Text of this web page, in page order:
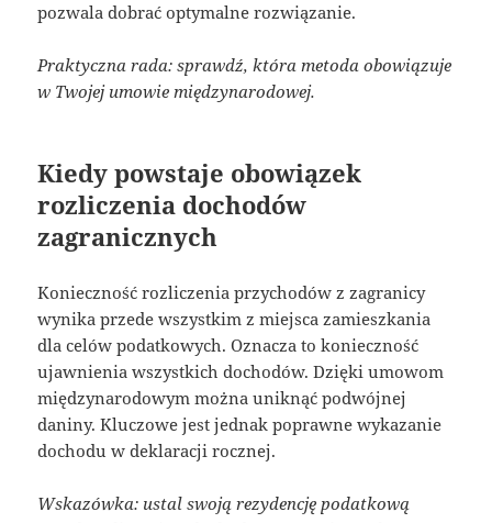
pozwala dobrać optymalne rozwiązanie.
Praktyczna rada: sprawdź, która metoda obowiązuje
w Twojej umowie międzynarodowej.
Kiedy powstaje obowiązek
rozliczenia dochodów
zagranicznych
Konieczność rozliczenia przychodów z zagranicy
wynika przede wszystkim z miejsca zamieszkania
dla celów podatkowych. Oznacza to konieczność
ujawnienia wszystkich dochodów. Dzięki umowom
międzynarodowym można uniknąć podwójnej
daniny. Kluczowe jest jednak poprawne wykazanie
dochodu w deklaracji rocznej.
Wskazówka: ustal swoją rezydencję podatkową